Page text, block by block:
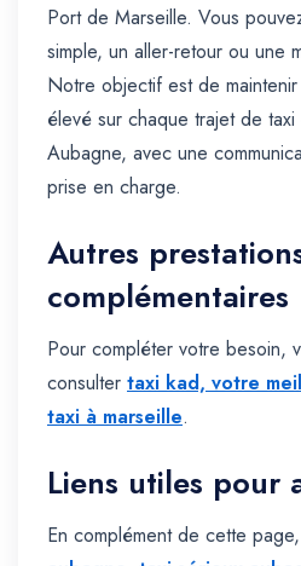
Port de Marseille. Vous
simple, un aller-retour ou une
Notre objectif est de
élevé sur chaque trajet de
Aubagne, avec une
prise en charge.
Autres
complémentaires
Pour compléter votre besoin,
consulter taxi kad, votre
taxi à marseille.
Liens utiles pour
En complément de cette page,